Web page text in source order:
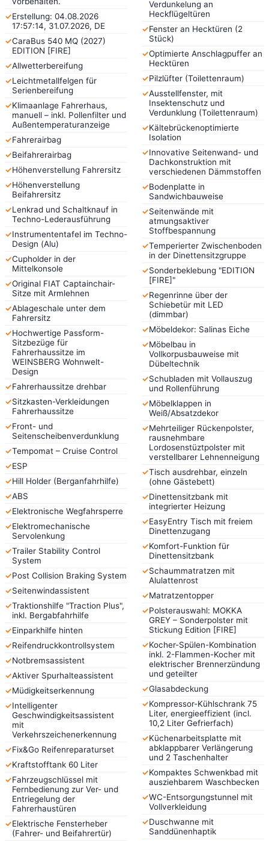
✓Erstellung: 04.08.2026
17:57:14, 31.07.2026, DE
✓CaraBus 540 MQ (2027)
EDITION [FIRE]
✓Allwetterbereifung
✓Leichtmetallfelgen für
Serienbereifung
✓Klimaanlage Fahrerhaus,
manuell – inkl. Pollenfilter und
Außentemperaturanzeige
✓Fahrerairbag
✓Beifahrerairbag
✓Höhenverstellung Fahrersitz
✓Höhenverstellung
Beifahrersitz
✓Lenkrad und Schaltknauf in
Techno-Lederausführung
✓Instrumententafel im Techno-
Design (Alu)
✓Cupholder in der
Mittelkonsole
✓Original FIAT Captainchair-
Sitze mit Armlehnen
✓Ablageschale unter dem
Fahrersitz
✓Hochwertige Passform-
Sitzbezüge für
Fahrerhaussitze im
WEINSBERG Wohnwelt-
Design
✓Fahrerhaussitze drehbar
✓Sitzkasten-Verkleidungen
Fahrerhaussitze
✓Front- und
Seitenscheibenverdunklung
✓Tempomat – Cruise Control
✓ESP
✓Hill Holder (Berganfahrhilfe)
✓ABS
✓Elektronische Wegfahrsperre
✓Elektromechanische
Servolenkung
✓Trailer Stability Control
System
✓Post Collision Braking System
✓Seitenwindassistent
✓Traktionshilfe "Traction Plus",
inkl. Bergabfahrhilfe
✓Einparkhilfe hinten
✓Reifendruckkontrollsystem
✓Notbremsassistent
✓Aktiver Spurhalteassistent
✓Müdigkeitserkennung
✓Intelligenter
Geschwindigkeitsassistent
mit
Verkehrszeichenerkennung
✓Fix&Go Reifenreparaturset
✓Kraftstofftank 60 Liter
✓Fahrzeugschlüssel mit
Fernbedienung zur Ver- und
Entriegelung der
Fahrerhaustüren
✓Elektrische Fensterheber
(Fahrer- und Beifahrertür)
Verdunkelung an
Heckflügeltüren
✓Fenster an Hecktüren (2
Stück)
✓Optimierte Anschlagpuffer an
Hecktüren
✓Pilzlüfter (Toilettenraum)
✓Ausstellfenster, mit
Insektenschutz und
Verdunklung (Toilettenraum)
✓Kältebrückenoptimierte
Isolation
✓Innovative Seitenwand- und
Dachkonstruktion mit
verschiedenen Dämmstoffen
✓Bodenplatte in
Sandwichbauweise
✓Seitenwände mit
atmungsaktiver
Stoffbespannung
✓Temperierter Zwischenboden
in der Dinettensitzgruppe
✓Sonderbeklebung "EDITION
[FIRE]"
✓Regenrinne über der
Schiebetür mit LED
(dimmbar)
✓Möbeldekor: Salinas Eiche
✓Möbelbau in
Vollkorpusbauweise mit
Dübeltechnik
✓Schubladen mit Vollauszug
und Rollenführung
✓Möbelklappen in
Weiß/Absatzdekor
✓Mehrteiliger Rückenpolster,
rausnehmbare
Lordosenstüztpolster mit
verstellbarer Lehnenneigung
✓Tisch ausdrehbar, einzeln
(ohne Gästebett)
✓Dinettensitzbank mit
integrierter Heizung
✓EasyEntry Tisch mit freiem
Dinettenzugang
✓Komfort-Funktion für
Dinettensitzbank
✓Schaummatratzen mit
Alulattenrost
✓Matratzentopper
✓Polsterauswahl: MOKKA
GREY – Sonderpolster mit
Stickung Edition [FIRE]
✓Kocher-Spülen-Kombination
inkl. 2-Flammen-Kocher mit
elektrischer Brennerzündung
und geteilter
✓Glasabdeckung
✓Kompressor-Kühlschrank 75
Liter, energieeffizient (incl.
10,2 Liter Gefrierfach)
✓Küchenarbeitsplatte mit
abklappbarer Verlängerung
und 2 Taschenhalter
✓Kompaktes Schwenkbad mit
ausziehbarem Waschbecken
✓WC-Entsorgungstunnel mit
Vollverkleidung
✓Duschwanne mit
Sanddünenhaptik